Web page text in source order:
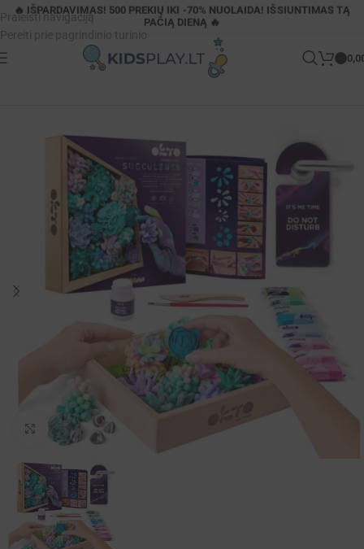
Praleisti navigaciją
Pereiti prie pagrindinio turinio
🔥 IŠPARDAVIMAS! 500 PREKIŲ IKI -70% NUOLAIDA! IŠSIUNTIMAS TĄ
PAČIĄ DIENĄ 🔥
Parduotuvė Kūrybinis rinkinys gėlėms gaminti iš modelino
Padidinti